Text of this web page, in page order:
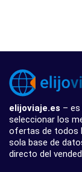
elijoviaje.es –
seleccionar los
ofertas de todos
sola base de
directo del